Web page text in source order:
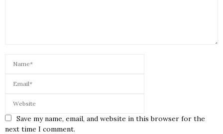
Save my name, email, and website in this browser for the
next time I comment.